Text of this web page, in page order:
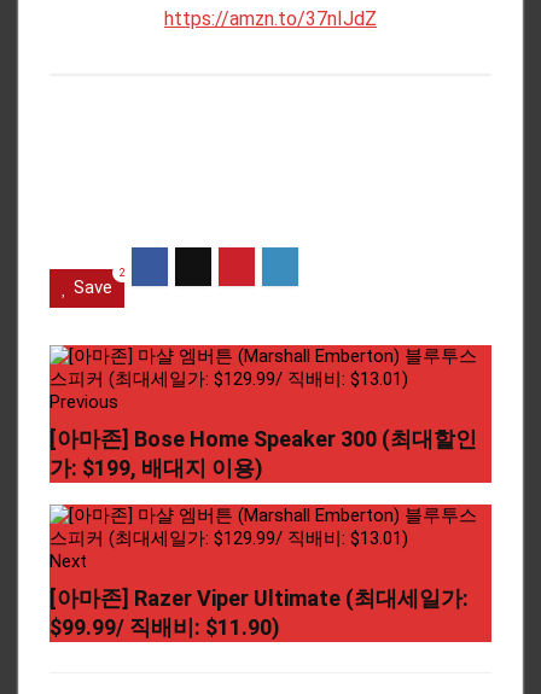
https://amzn.to/37nIJdZ
Save
2
Previous
[아마존] Bose Home Speaker 300 (최대할인
가: $199, 배대지 이용)
Next
[아마존] Razer Viper Ultimate (최대세일가:
$99.99/ 직배비: $11.90)